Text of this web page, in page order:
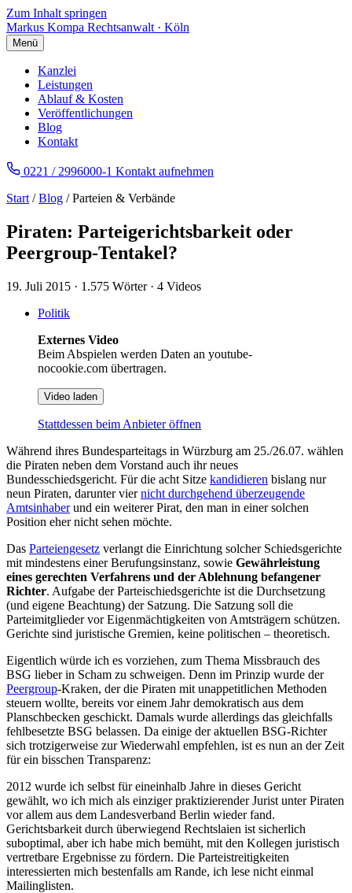
Zum Inhalt springen
Markus Kompa Rechtsanwalt · Köln
Menü
Kanzlei
Leistungen
Ablauf & Kosten
Veröffentlichungen
Blog
Kontakt
0221 / 2996000-1 Kontakt aufnehmen
Start /Blog / Parteien & Verbände
Piraten: Parteigerichtsbarkeit oder
Peergroup-Tentakel?
19. Juli 2015 · 1.575 Wörter · 4 Videos
Politik
Externes Video
Beim Abspielen werden Daten an youtube-
nocookie.com übertragen.
Video laden
Stattdessen beim Anbieter öffnen
Während ihres Bundesparteitags in Würzburg am 25./26.07. wählen
die Piraten neben dem Vorstand auch ihr neues
Bundesschiedsgericht. Für die acht Sitze kandidieren bislang nur
neun Piraten, darunter viernicht durchgehend überzeugende
Amtsinhaberund ein weiterer Pirat, den man in einer solchen
Position eher nicht sehen möchte.
Das Parteiengesetz verlangt die Einrichtung solcher Schiedsgerichte
mit mindestens einer Berufungsinstanz, sowie Gewährleistung
eines gerechten Verfahrens und der Ablehnung befangener
Richter. Aufgabe der Parteischiedsgerichte ist die Durchsetzung
(und eigene Beachtung) der Satzung. Die Satzung soll die
Parteimitglieder vor Eigenmächtigkeiten von Amtsträgern schützen.
Gerichte sind juristische Gremien, keine politischen – theoretisch.
Eigentlich würde ich es vorziehen, zum Thema Missbrauch des
BSG lieber in Scham zu schweigen. Denn im Prinzip wurde der
Peergroup-Kraken, der die Piraten mit unappetitlichen Methoden
steuern wollte, bereits vor einem Jahr demokratisch aus dem
Planschbecken geschickt. Damals wurde allerdings das gleichfalls
fehlbesetzte BSG belassen. Da einige der aktuellen BSG-Richter
sich trotzigerweise zur Wiederwahl empfehlen, ist es nun an der Zeit
für ein bisschen Transparenz:
2012 wurde ich selbst für eineinhalb Jahre in dieses Gericht
gewählt, wo ich mich als einziger praktizierender Jurist unter Piraten
vor allem aus dem Landesverband Berlin wieder fand.
Gerichtsbarkeit durch überwiegend Rechtslaien ist sicherlich
suboptimal, aber ich habe mich bemüht, mit den Kollegen juristisch
vertretbare Ergebnisse zu fördern. Die Parteistreitigkeiten
interessierten mich bestenfalls am Rande, ich lese nicht einmal
Mailinglisten.